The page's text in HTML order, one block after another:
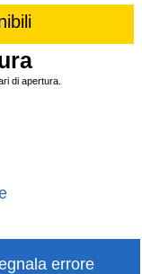
di apertura.
errore